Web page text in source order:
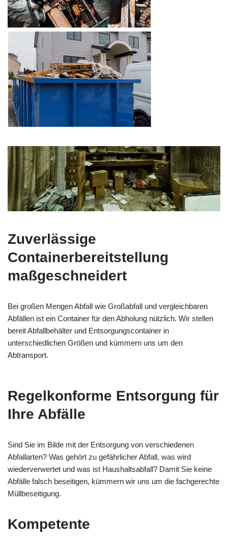
Zuverlässige
Containerbereitstellung
maßgeschneidert
Bei großen Mengen Abfall wie Großabfall und vergleichbaren
Abfällen ist ein Container für den Abholung nützlich. Wir stellen
bereit Abfallbehälter und Entsorgungscontainer in
unterschiedlichen Größen und kümmern uns um den
Abtransport.
Regelkonforme Entsorgung für
Ihre Abfälle
Sind Sie im Bilde mit der Entsorgung von verschiedenen
Abfallarten? Was gehört zu gefährlicher Abfall, was wird
wiederverwertet und was ist Haushaltsabfall? Damit Sie keine
Abfälle falsch beseitigen, kümmern wir uns um die fachgerechte
Müllbeseitigung.
Kompetente